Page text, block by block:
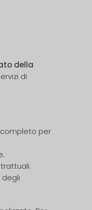
della
di
completo per